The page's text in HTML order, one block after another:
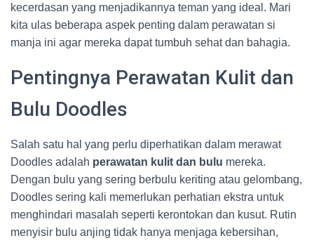
kecerdasan yang menjadikannya teman yang ideal. Mari
kita ulas beberapa aspek penting dalam perawatan si
manja ini agar mereka dapat tumbuh sehat dan bahagia.
Pentingnya Perawatan Kulit dan
Bulu Doodles
Salah satu hal yang perlu diperhatikan dalam merawat
Doodles adalah perawatan kulit dan bulu mereka.
Dengan bulu yang sering berbulu keriting atau gelombang,
Doodles sering kali memerlukan perhatian ekstra untuk
menghindari masalah seperti kerontokan dan kusut. Rutin
menyisir bulu anjing tidak hanya menjaga kebersihan,